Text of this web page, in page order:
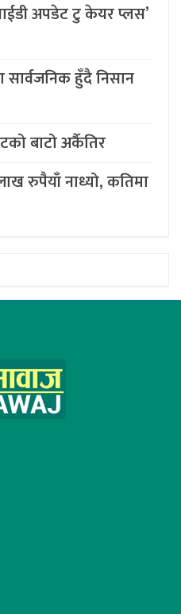
अपडेट टु केयर प्लस’
सार्वजनिक हुँदै निसान
बाटो अर्कैतिर
रुपैयाँ नाध्यो, कतिमा